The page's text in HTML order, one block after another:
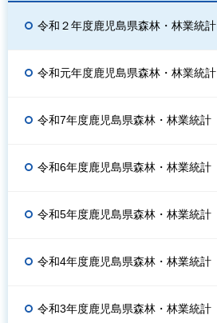
令和２年度鹿児島県森林・林業統計
令和元年度鹿児島県森林・林業統計
令和7年度鹿児島県森林・林業統計
令和6年度鹿児島県森林・林業統計
令和5年度鹿児島県森林・林業統計
令和4年度鹿児島県森林・林業統計
令和3年度鹿児島県森林・林業統計